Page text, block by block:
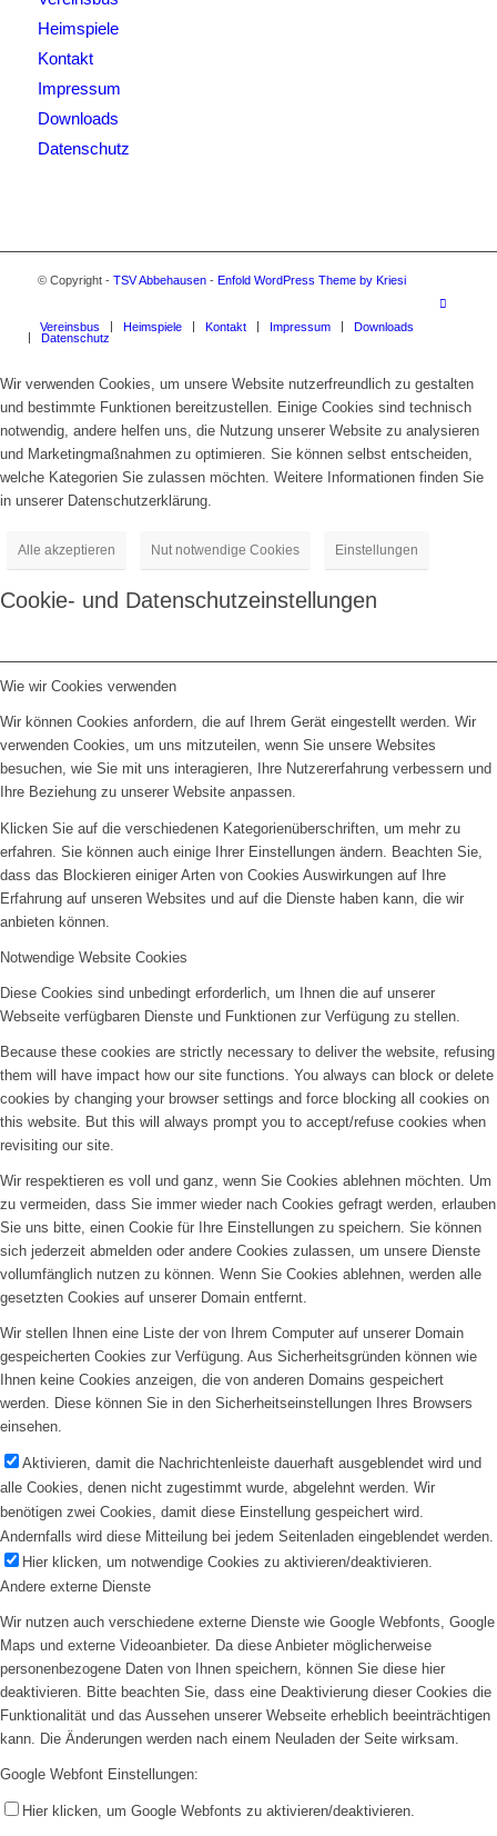
Heimspiele
Kontakt
Impressum
Downloads
Datenschutz
© Copyright - TSV Abbehausen- Enfold WordPress Theme by Kriesi
Vereinsbus Heimspiele Kontakt Impressum
Downloads
Datenschutz
Wir verwenden Cookies, um unsere Website nutzerfreundlich zu gestalten
und bestimmte Funktionen bereitzustellen. Einige Cookies sind technisch
notwendig, andere helfen uns, die Nutzung unserer Website zu analysieren
und Marketingmaßnahmen zu optimieren. Sie können selbst entscheiden,
welche Kategorien Sie zulassen möchten. Weitere Informationen finden Sie
in unserer Datenschutzerklärung.
Alle akzeptieren Nut notwendige Cookies Einstellungen
Cookie- und Datenschutzeinstellungen
Wie wir Cookies verwenden
Wir können Cookies anfordern, die auf Ihrem Gerät eingestellt werden. Wir
verwenden Cookies, um uns mitzuteilen, wenn Sie unsere Websites
besuchen, wie Sie mit uns interagieren, Ihre Nutzererfahrung verbessern und
Ihre Beziehung zu unserer Website anpassen.
Klicken Sie auf die verschiedenen Kategorienüberschriften, um mehr zu
erfahren. Sie können auch einige Ihrer Einstellungen ändern. Beachten Sie,
dass das Blockieren einiger Arten von Cookies Auswirkungen auf Ihre
Erfahrung auf unseren Websites und auf die Dienste haben kann, die wir
anbieten können.
Notwendige Website Cookies
Diese Cookies sind unbedingt erforderlich, um Ihnen die auf unserer
Webseite verfügbaren Dienste und Funktionen zur Verfügung zu stellen.
Because these cookies are strictly necessary to deliver the website, refusing
them will have impact how our site functions. You always can block or delete
cookies by changing your browser settings and force blocking all cookies on
this website. But this will always prompt you to accept/refuse cookies when
revisiting our site.
Wir respektieren es voll und ganz, wenn Sie Cookies ablehnen möchten. Um
zu vermeiden, dass Sie immer wieder nach Cookies gefragt werden, erlauben
Sie uns bitte, einen Cookie für Ihre Einstellungen zu speichern. Sie können
sich jederzeit abmelden oder andere Cookies zulassen, um unsere Dienste
vollumfänglich nutzen zu können. Wenn Sie Cookies ablehnen, werden alle
gesetzten Cookies auf unserer Domain entfernt.
Wir stellen Ihnen eine Liste der von Ihrem Computer auf unserer Domain
gespeicherten Cookies zur Verfügung. Aus Sicherheitsgründen können wie
Ihnen keine Cookies anzeigen, die von anderen Domains gespeichert
werden. Diese können Sie in den Sicherheitseinstellungen Ihres Browsers
einsehen.
Aktivieren, damit die Nachrichtenleiste dauerhaft ausgeblendet wird und
alle Cookies, denen nicht zugestimmt wurde, abgelehnt werden. Wir
benötigen zwei Cookies, damit diese Einstellung gespeichert wird.
Andernfalls wird diese Mitteilung bei jedem Seitenladen eingeblendet werden.
Hier klicken, um notwendige Cookies zu aktivieren/deaktivieren.
Andere externe Dienste
Wir nutzen auch verschiedene externe Dienste wie Google Webfonts, Google
Maps und externe Videoanbieter. Da diese Anbieter möglicherweise
personenbezogene Daten von Ihnen speichern, können Sie diese hier
deaktivieren. Bitte beachten Sie, dass eine Deaktivierung dieser Cookies die
Funktionalität und das Aussehen unserer Webseite erheblich beeinträchtigen
kann. Die Änderungen werden nach einem Neuladen der Seite wirksam.
Google Webfont Einstellungen:
Hier klicken, um Google Webfonts zu aktivieren/deaktivieren.